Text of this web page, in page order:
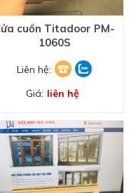
cuốn Titadoor PM-
1060S
Liên hệ:
Giá: liên hệ